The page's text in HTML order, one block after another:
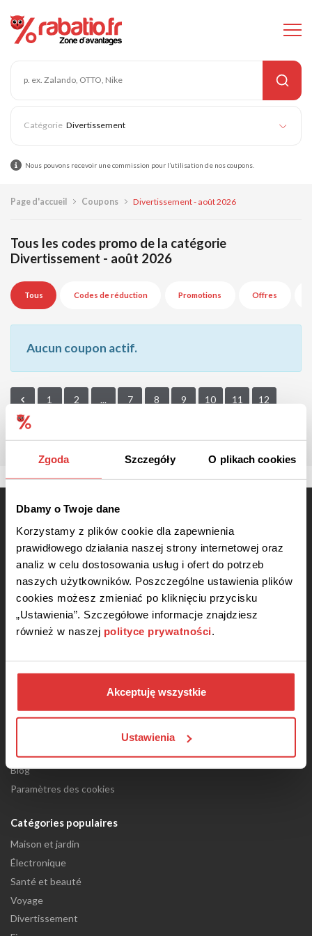
Zgoda Szczegóły O plikach cookies
Dbamy o Twoje dane
Korzystamy z plików cookie dla zapewnienia
prawidłowego działania naszej strony internetowej oraz
analiz w celu dostosowania usług i ofert do potrzeb
naszych użytkowników. Poszczególne ustawienia plików
cookies możesz zmieniać po kliknięciu przycisku
„Ustawienia”. Szczegółowe informacje znajdziesz
również w naszej polityce prywatności
Akceptuję wszystkie
Ustawienia
Divertissement
Nous pouvons recevoir une commission pour l’utilisation de nos coupons.
Page d'accueil Coupons Divertissement - août 2026
Tous les codes promo de la catégorie
Divertissement - août 2026
Tous Codes de réduction Promotions Offres
Aucun coupon actif.
1 2 ... 7 8 9 10 11 12
13
Certains liens de nos coupons peuvent nous rapporter une commission si vous les utilisez
- sans frais supplémentaires pour vous, bien entendu. Grâce à cela, nous pouvons
développer notre site et fournir aux internautes toutes les fonctions gratuitement.
Service
Politique de confidentialité
Mentions légales
Blog
Paramètres des cookies
Catégories populaires
Maison et jardin
Électronique
Santé et beauté
Voyage
Divertissement